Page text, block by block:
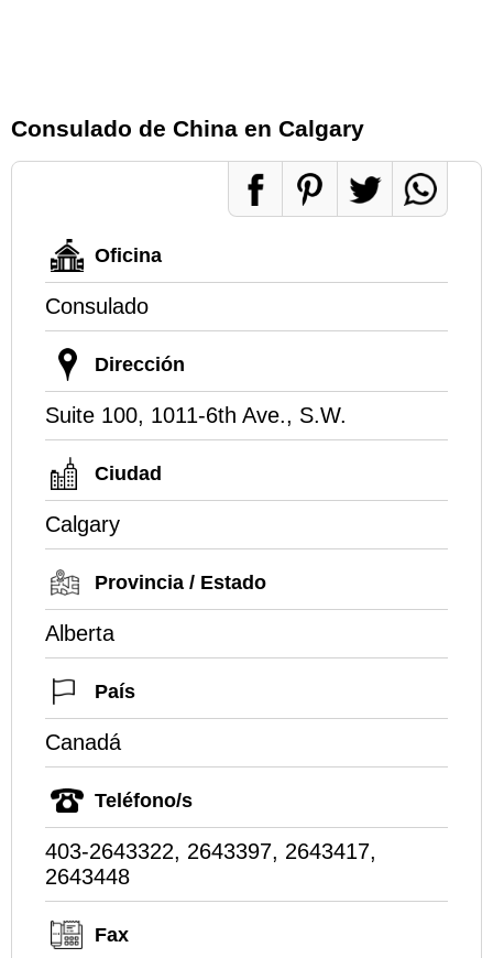
Consulado de China en Calgary
Oficina
Consulado
Dirección
Suite 100, 1011-6th Ave., S.W.
Ciudad
Calgary
Provincia / Estado
Alberta
País
Canadá
Teléfono/s
403-2643322, 2643397, 2643417,
2643448
Fax